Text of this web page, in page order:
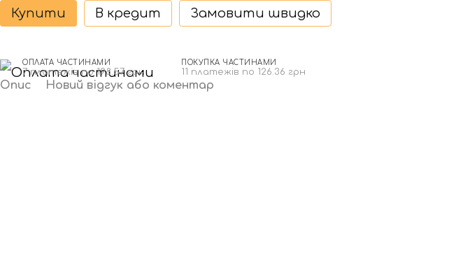
Купити В кредит Замовити швидко
ОПЛАТА ЧАСТИНАМИ
7 платежів по 198.57 грн
ПОКУПКА ЧАСТИНАМИ
11 платежів по 126.36 грн
Опис Новий відгук або коментар